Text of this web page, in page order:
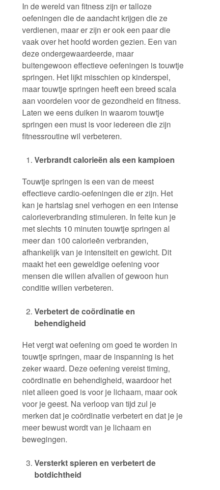
In de wereld van fitness zijn er talloze
oefeningen die de aandacht krijgen die ze
verdienen, maar er zijn er ook een paar die
vaak over het hoofd worden gezien. Een van
deze ondergewaardeerde, maar
buitengewoon effectieve oefeningen is touwtje
springen. Het lijkt misschien op kinderspel,
maar touwtje springen heeft een breed scala
aan voordelen voor de gezondheid en fitness.
Laten we eens duiken in waarom touwtje
springen een must is voor iedereen die zijn
fitnessroutine wil verbeteren.
Verbrandt calorieën als een kampioen
Touwtje springen is een van de meest
effectieve cardio-oefeningen die er zijn. Het
kan je hartslag snel verhogen en een intense
calorieverbranding stimuleren. In feite kun je
met slechts 10 minuten touwtje springen al
meer dan 100 calorieën verbranden,
afhankelijk van je intensiteit en gewicht. Dit
maakt het een geweldige oefening voor
mensen die willen afvallen of gewoon hun
conditie willen verbeteren.
Verbetert de coördinatie en
behendigheid
Het vergt wat oefening om goed te worden in
touwtje springen, maar de inspanning is het
zeker waard. Deze oefening vereist timing,
coördinatie en behendigheid, waardoor het
niet alleen goed is voor je lichaam, maar ook
voor je geest. Na verloop van tijd zul je
merken dat je coördinatie verbetert en dat je je
meer bewust wordt van je lichaam en
bewegingen.
Versterkt spieren en verbetert de
botdichtheid